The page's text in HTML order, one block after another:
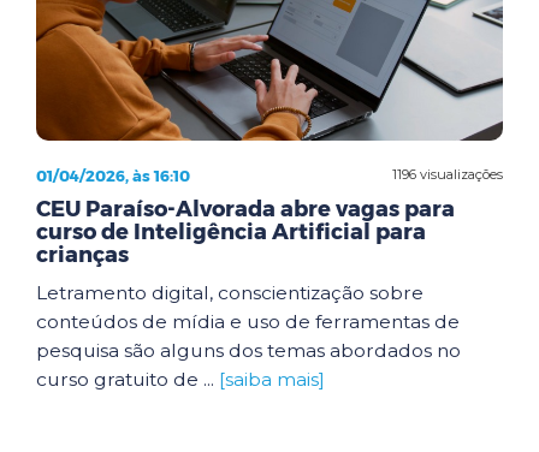
1196 visualizações
01/04/2026, às 16:10
CEU Paraíso-Alvorada abre vagas para
curso de Inteligência Artificial para
crianças
Letramento digital, conscientização sobre
conteúdos de mídia e uso de ferramentas de
pesquisa são alguns dos temas abordados no
curso gratuito de ... [saiba mais]